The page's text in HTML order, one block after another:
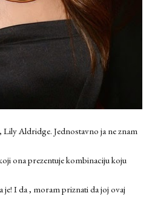
Lily Aldridge. Jednostavno ja ne znam
ona prezentuje kombinaciju koju
je! I da , moram priznati da joj ovaj